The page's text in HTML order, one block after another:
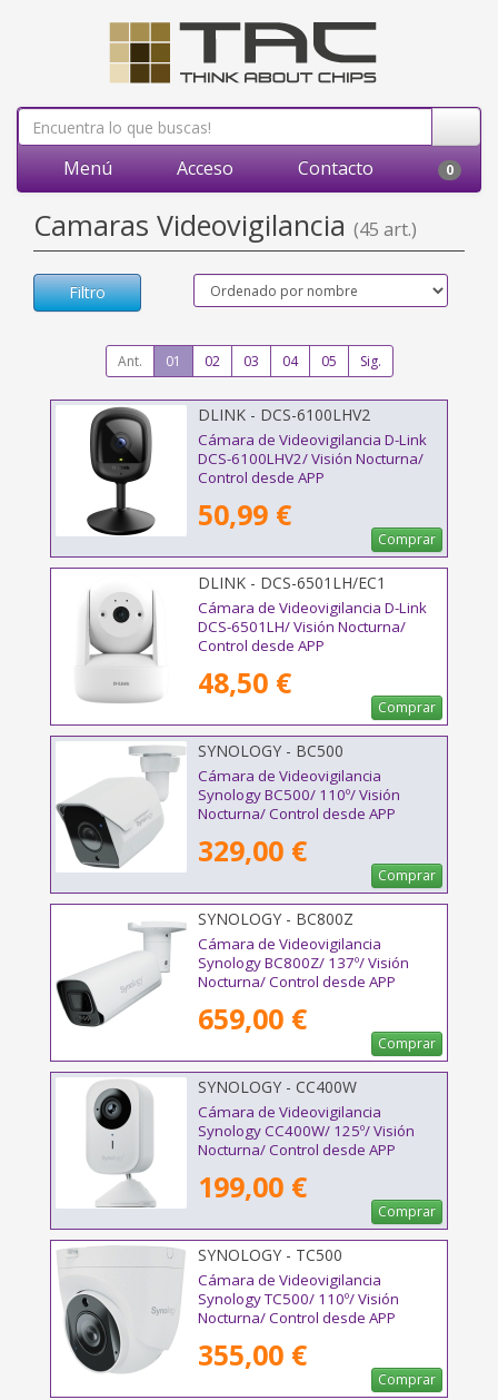
Menú Acceso Contacto 0
Camaras Videovigilancia (45 art.)
Filtro
Ant. 01 02 03 04 05 Sig.
DLINK - DCS-6100LHV2
Cámara de Videovigilancia D-Link
DCS-6100LHV2/ Visión Nocturna/
Control desde APP
50,99 €
Comprar
DLINK - DCS-6501LH/EC1
Cámara de Videovigilancia D-Link
DCS-6501LH/ Visión Nocturna/
Control desde APP
48,50 €
Comprar
SYNOLOGY - BC500
Cámara de Videovigilancia
Synology BC500/ 110º/ Visión
Nocturna/ Control desde APP
329,00 €
Comprar
SYNOLOGY - BC800Z
Cámara de Videovigilancia
Synology BC800Z/ 137º/ Visión
Nocturna/ Control desde APP
659,00 €
Comprar
SYNOLOGY - CC400W
Cámara de Videovigilancia
Synology CC400W/ 125º/ Visión
Nocturna/ Control desde APP
199,00 €
Comprar
SYNOLOGY - TC500
Cámara de Videovigilancia
Synology TC500/ 110º/ Visión
Nocturna/ Control desde APP
355,00 €
Comprar